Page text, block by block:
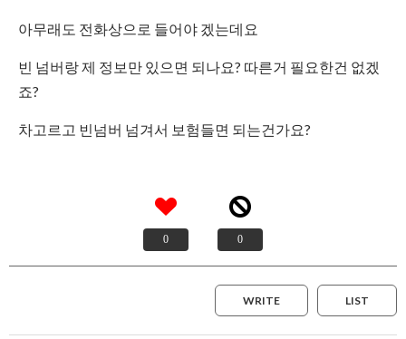
아무래도 전화상으로 들어야 겠는데요
빈 넘버랑 제 정보만 있으면 되나요? 따른거 필요한건 없겠
죠?
차고르고 빈넘버 넘겨서 보험들면 되는건가요?
0 0
LIST
WRITE